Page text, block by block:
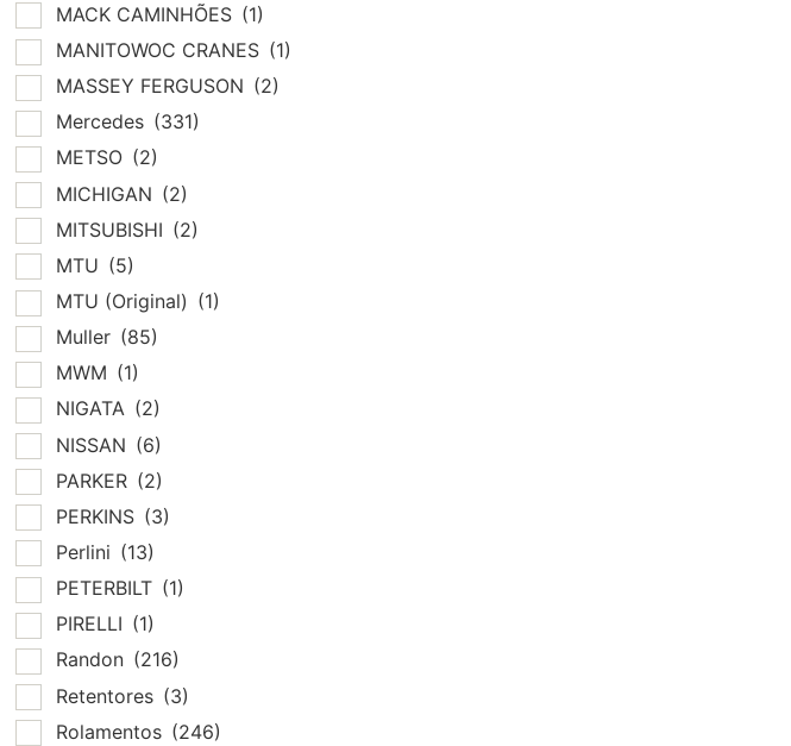
MACK CAMINHÕES (1)
MANITOWOC CRANES (1)
MASSEY FERGUSON (2)
Mercedes (331)
METSO (2)
MICHIGAN (2)
MITSUBISHI (2)
MTU (5)
MTU (Original) (1)
Muller (85)
MWM (1)
NIGATA (2)
NISSAN (6)
PARKER (2)
PERKINS (3)
Perlini (13)
PETERBILT (1)
PIRELLI (1)
Randon (216)
Retentores (3)
Rolamentos (246)